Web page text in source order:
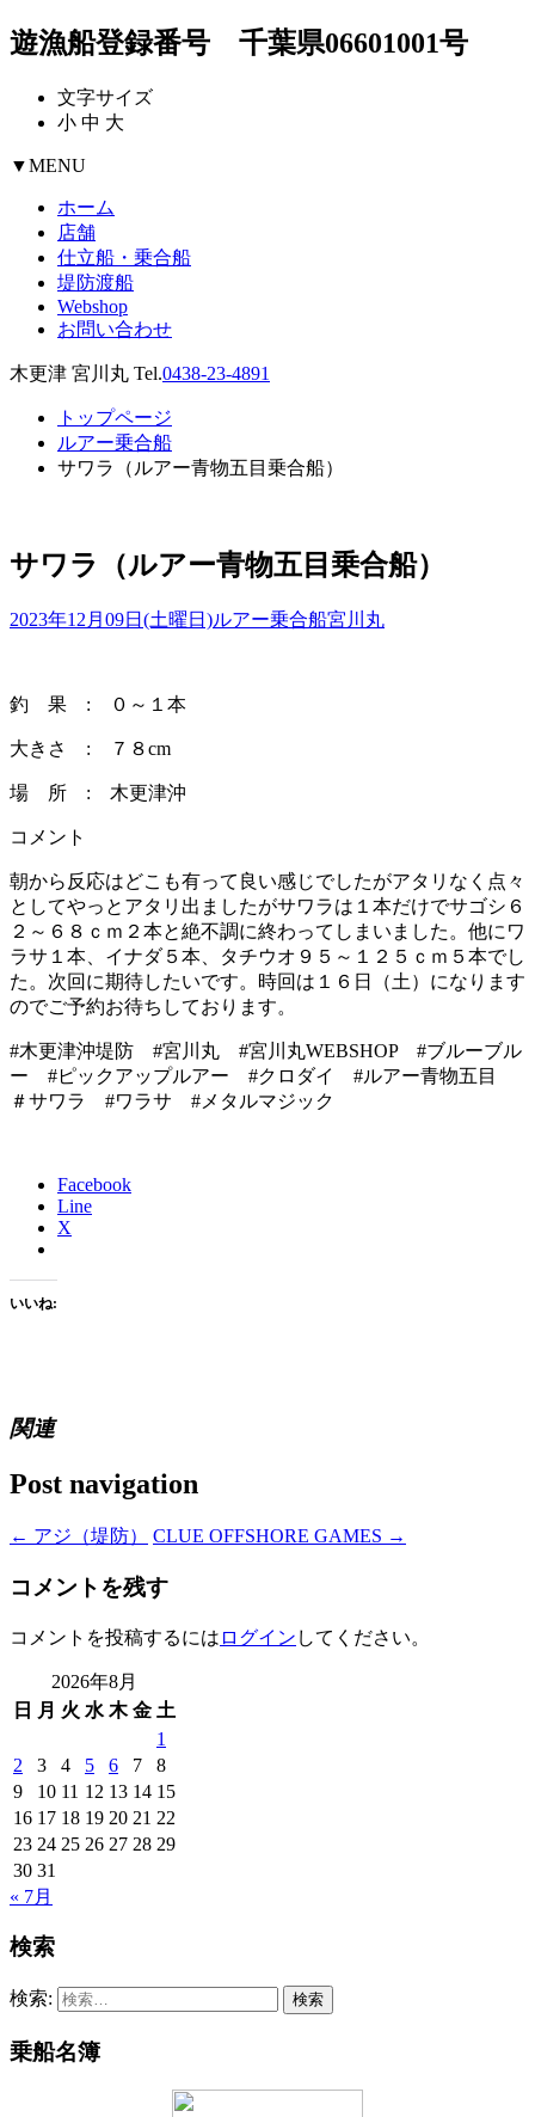
遊漁船登録番号 千葉県06601001号
文字サイズ
小 中 大
▼MENU
ホーム
店舗
仕立船・乗合船
堤防渡船
Webshop
お問い合わせ
木更津 宮川丸 Tel.0438-23-4891
トップページ
ルアー乗合船
サワラ（ルアー青物五目乗合船）
サワラ（ルアー青物五目乗合船）
2023年12月09日(土曜日)ルアー乗合船宮川丸
釣 果 : ０～１本
大きさ : ７８cm
場 所 : 木更津沖
コメント
朝から反応はどこも有って良い感じでしたがアタリなく点々
としてやっとアタリ出ましたがサワラは１本だけでサゴシ６
２～６８ｃｍ２本と絶不調に終わってしまいました。他にワ
ラサ１本、イナダ５本、タチウオ９５～１２５ｃｍ５本でし
た。次回に期待したいです。時回は１６日（土）になります
のでご予約お待ちしております。
#木更津沖堤防 #宮川丸 #宮川丸WEBSHOP #ブルーブル
ー #ピックアップルアー #クロダイ #ルアー青物五目
＃サワラ #ワラサ #メタルマジック
Facebook
Line
X
いいね:
関連
Post navigation
← アジ（堤防） CLUE OFFSHORE GAMES →
コメントを残す
コメントを投稿するには ログイン してください。
2026年8月
日
月 火 水 木 金 土
1
2
3 4 5 6 7
8
9
10 11 12 13 14 15
16 17 18 19 20 21 22
23 24 25 26 27 28 29
30 31
« 7月
検索
検索:
乗船名簿